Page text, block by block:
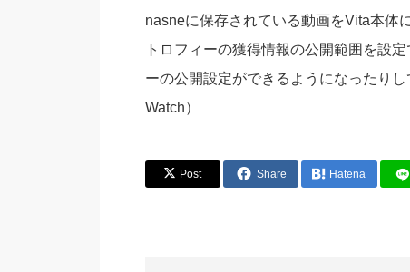
nasneに保存されている動画をVita本体
トロフィーの獲得情報の公開範囲を設
ーの公開設定ができるようになったり
Watch）
Post Share Hatena